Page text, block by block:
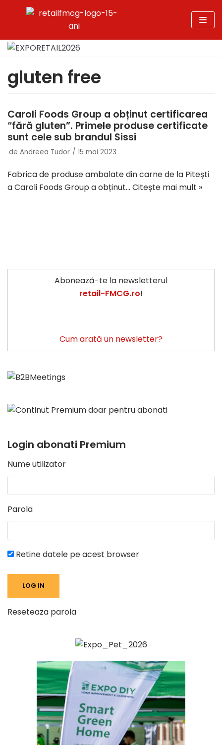
la
conținut
gluten free
Caroli Foods Group a obținut certificarea
“fără gluten”. Primele produse certificate
sunt cele sub brandul Sissi
de Andreea Tudor 15 mai 2023
Fabrica de produse ambalate din carne de la Pitești
a Caroli Foods Group a obținut… Citește mai mult »
Abonează-te la newsletterul
retail-FMCG.ro!
Cum arată un newsletter?
Login abonati Premium
Nume utilizator
Parola
Retine datele pe acest browser
Reseteaza parola